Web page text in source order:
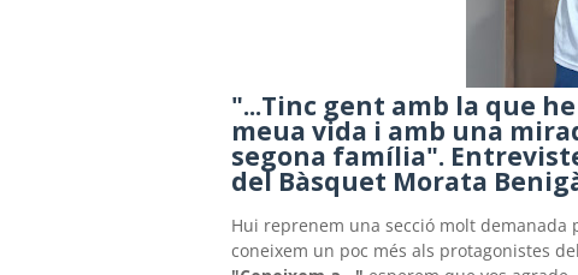
"...Tinc gent amb la que
meua vida i amb una
segona família".
del Bàsquet Morata
Hui reprenem una secció molt
coneixem un poc més als protagonistes